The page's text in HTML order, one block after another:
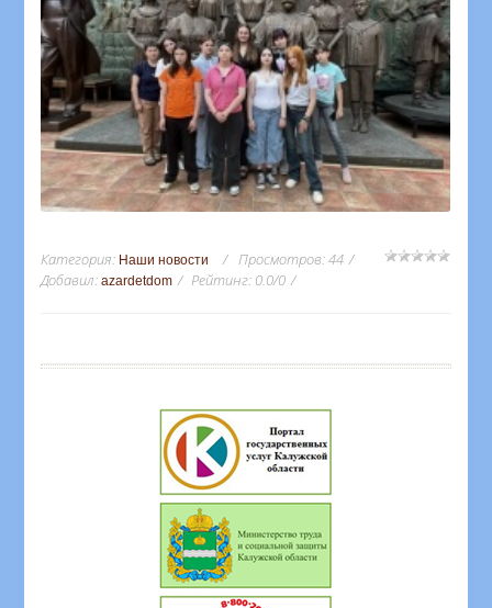
Категория: Наши новости Просмотров:44
Добавил: azardetdom Рейтинг: 0.0/0